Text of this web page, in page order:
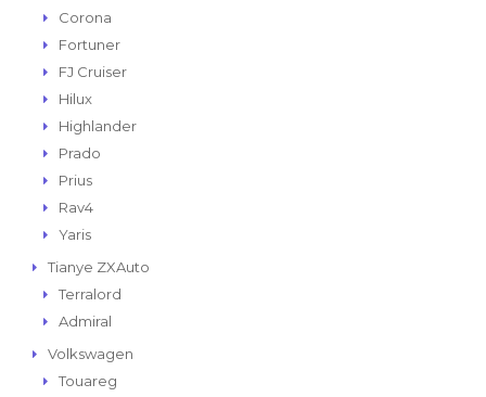
Corona
Fortuner
FJ Cruiser
Hilux
Highlander
Prado
Prius
Rav4
Yaris
Tianye ZXAuto
Terralord
Admiral
Volkswagen
Touareg